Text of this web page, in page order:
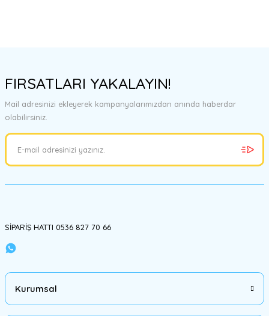
FIRSATLARI YAKALAYIN!
Mail adresinizi ekleyerek kampanyalarımızdan anında haberdar
olabilirsiniz.
SİPARİŞ HATTI 0536 827 70 66
Kurumsal